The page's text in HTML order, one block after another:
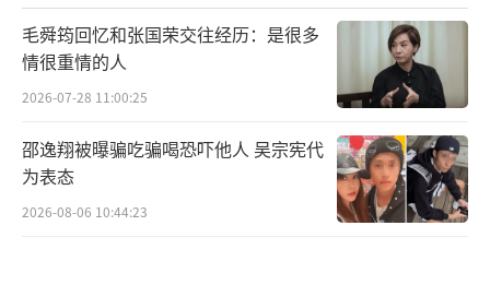
毛舜筠回忆和张国荣交往经历：是很多
情很重情的人
2026-07-28 11:00:25
邵逸翔被曝骗吃骗喝恐吓他人 吴宗宪代
为表态
2026-08-06 10:44:23